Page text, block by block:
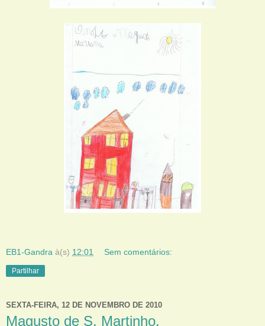
EB1-Gandra à(s) 12:01 Sem comentários:
Partilhar
SEXTA-FEIRA, 12 DE NOVEMBRO DE 2010
Magusto de S. Martinho.